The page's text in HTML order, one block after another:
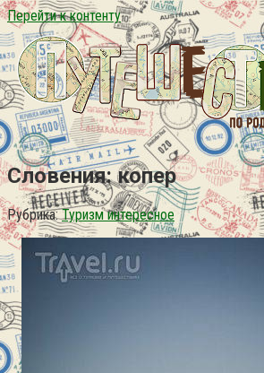
Перейти к контенту
Словения: копер
Рубрика: Туризм интересное